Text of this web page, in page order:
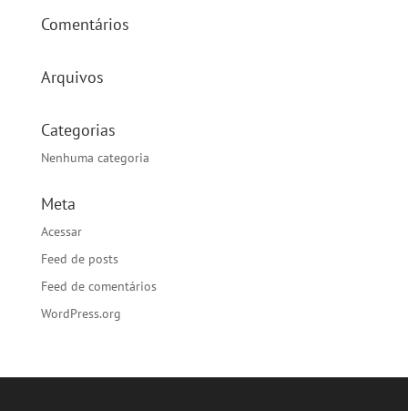
Comentários
Arquivos
Categorias
Nenhuma categoria
Meta
Acessar
Feed de posts
Feed de comentários
WordPress.org